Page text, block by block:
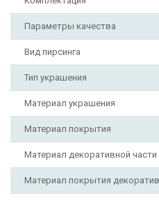
Параметры качества
Вид пирсинга
Тип украшения
Материал украшения
Материал покрытия
Материал декоративной части
Материал покрытия